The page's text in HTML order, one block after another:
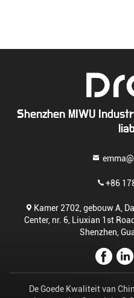
Shenzhen MIWU
+86
Kamer 2702, gebouw A,
Center, nr. 6, Liuxian 1st
Shenzhen,
De Goede Kwaliteit van